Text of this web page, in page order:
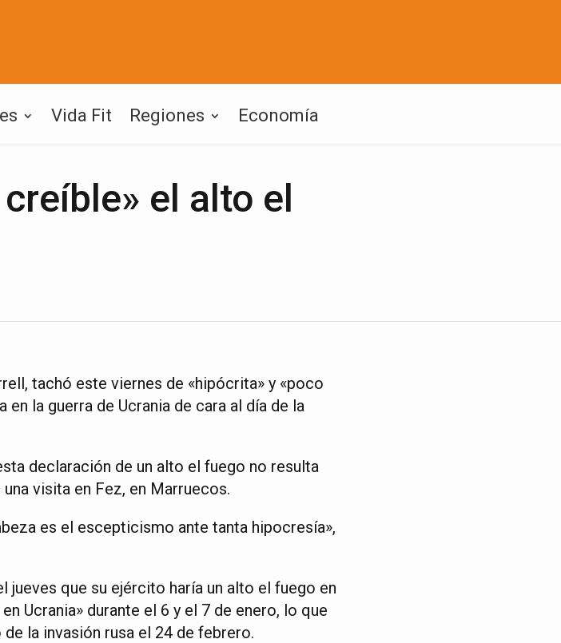
Vida Fit Regiones Economía
el alto el
tachó este viernes de «hipócrita» y «poco
la guerra de Ucrania de cara al día de la
declaración de un alto el fuego no resulta
visita en Fez, en Marruecos.
es el escepticismo ante tanta hipocresía»,
jueves que su ejército haría un alto el fuego en
Ucrania» durante el 6 y el 7 de enero, lo que
la invasión rusa el 24 de febrero.